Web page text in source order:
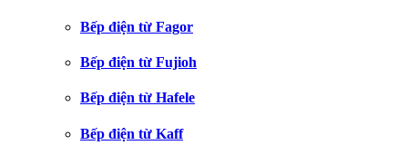
Bếp điện từ Fagor
Bếp điện từ Fujioh
Bếp điện từ Hafele
Bếp điện từ Kaff